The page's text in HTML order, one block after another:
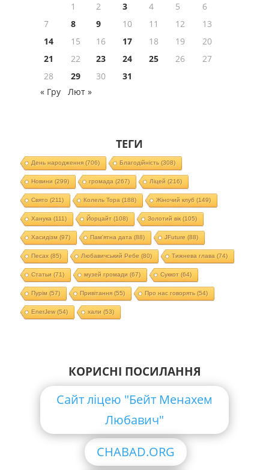
1
2 3 4 5
6
7
8 9 10 11 12
13
14
15 16 17 18 19
20
21
22 23 24 25 26
27
28
29 30
31
« Гру
Лют »
ТЕГИ
День народження(706) Благодійність(308)
Новини (299) громада (267) Ліцей (216)
Свято (211) Колель Тора (188) Жіночий клуб (149)
Ханука (111) Йорцайт (108) Золотий вік(105)
Хасидізм (97) Пам'ятна дата (88) JFuture (88)
Песах(85) Любавичський Ребе (80) Тижнева глава (74)
Статьи (71) музей громади (67) Суккот (64)
Пурім (57) Привітання(55) Про нас говорять(54)
EnerJew(54) хали (53)
КОРИСНІ ПОСИЛАННЯ
Сайт ліцею "Бейт Менахем
Любавич"
CHABAD.ORG